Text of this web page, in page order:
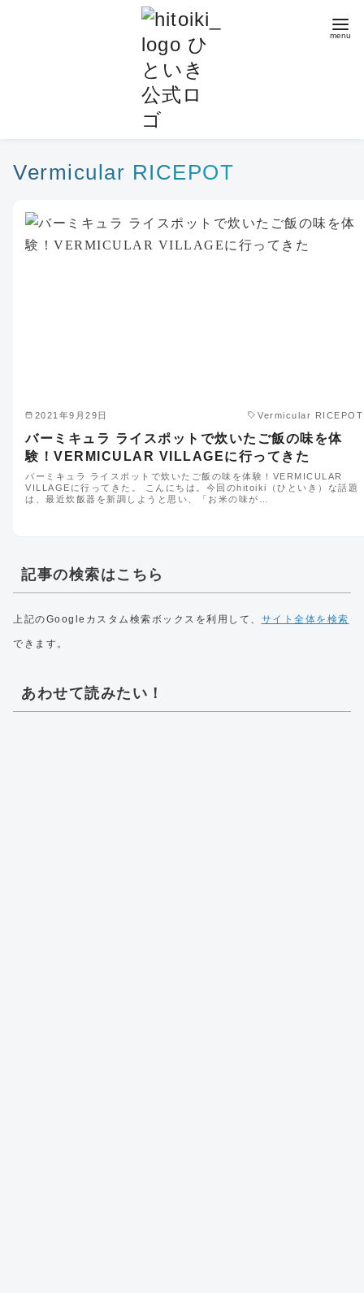
動Vermicular RICEPOT
2021年9月29日 Vermicular RICEPOT
バーミキュラ ライスポットで炊いたご飯の味を体
験！VERMICULAR VILLAGEに行ってきた
バーミキュラ ライスポットで炊いたご飯の味を体験！VERMICULAR
VILLAGEに行ってきた。 こんにちは。今回のhitoiki（ひといき）な話題
は、最近炊飯器を新調しようと思い、「お米の味が…
記事の検索はこちら
上記のGoogleカスタム検索ボックスを利用して、 サイト全体を検索
できます。
あわせて読みたい！